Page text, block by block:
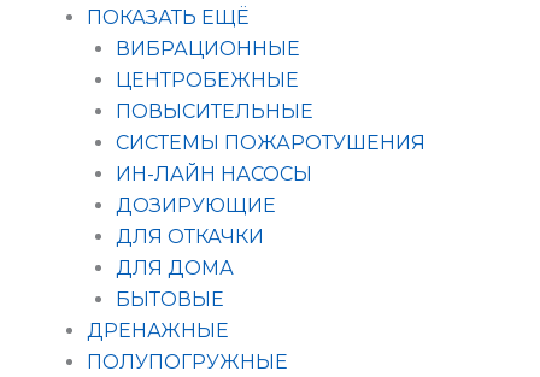
ПОКАЗАТЬ ЕЩЁ
ВИБРАЦИОННЫЕ
ЦЕНТРОБЕЖНЫЕ
ПОВЫСИТЕЛЬНЫЕ
СИСТЕМЫ ПОЖАРОТУШЕНИЯ
ИН-ЛАЙН НАСОСЫ
ДОЗИРУЮЩИЕ
ДЛЯ ОТКАЧКИ
ДЛЯ ДОМА
БЫТОВЫЕ
ДРЕНАЖНЫЕ
ПОЛУПОГРУЖНЫЕ